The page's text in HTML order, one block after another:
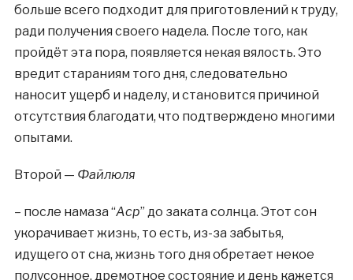
больше всего подходит для приготовлений к труду,
ради получения своего надела. После того, как
пройдёт эта пора, появляется некая вялость. Это
вредит стараниям того дня, следовательно
наносит ущерб и наделу, и становится причиной
отсутствия благодати, что подтверждено многими
опытами.
Второй — Файлюля
– после намаза “Аср” до заката солнца. Этот сон
укорачивает жизнь, то есть, из-за забытья,
идущего от сна, жизнь того дня обретает некое
полусонное, дремотное состояние и день кажется